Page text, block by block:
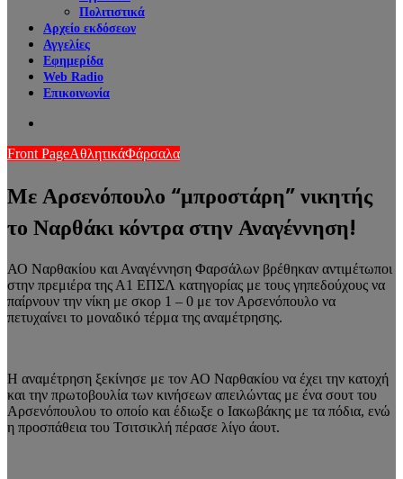
Πολιτιστικά
Αρχείο εκδόσεων
Αγγελίες
Εφημερίδα
Web Radio
Επικοινωνία
Front PageΑθλητικάΦάρσαλα
Με Αρσενόπουλο “μπροστάρη” νικητής
το Ναρθάκι κόντρα στην Αναγέννηση!
ΑΟ Ναρθακίου και Αναγέννηση Φαρσάλων βρέθηκαν αντιμέτωποι
στην πρεμιέρα της Α1 ΕΠΣΛ κατηγορίας με τους γηπεδούχους να
παίρνουν την νίκη με σκορ 1 – 0 με τον Αρσενόπουλο να
πετυχαίνει το μοναδικό τέρμα της αναμέτρησης.
Η αναμέτρηση ξεκίνησε με τον ΑΟ Ναρθακίου να έχει την κατοχή
και την πρωτοβουλία των κινήσεων απειλώντας με ένα σουτ του
Αρσενόπουλου το οποίο και έδιωξε ο Ιακωβάκης με τα πόδια, ενώ
η προσπάθεια του Τσιτσικλή πέρασε λίγο άουτ.